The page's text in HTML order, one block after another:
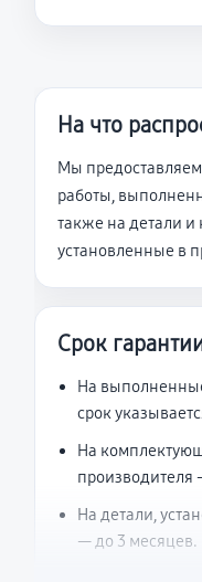
На что
Мы
работы,
также на детали
установленные в
Срок
На
срок
На
производителя
На детали,
— до 3 месяцев.